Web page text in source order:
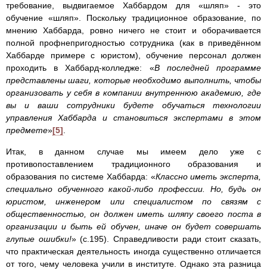
требование, выдвигаемое Хаббардом для «шляп» - это
обучение «шляп». Поскольку традиционное образование, по
мнению Хаббарда, ровно ничего не стоит и оборачивается
полной профнепригодностью сотрудника (как в приведённом
Хаббарде примере с юристом), обучение персонал должен
проходить в Хаббард-колледже: «В последней программе
представлены шаги, которые необходимо выполнить, чтобы
организовать у себя в компании внутреннюю академию, где
вы и ваши сотрудники будете обучаться технологии
управления Хаббарда и становиться экспертами в этом
предмете»[5]
Итак, в данном случае мы имеем дело уже с
противопоставлением традиционного образования и
образования по системе Хаббарда: «Классно иметь эксперта,
специально обученного какой-либо профессии. Но, будь он
юристом, инженером или специалистом по связям с
общественностью, он должен иметь шляпу своего поста в
организации и быть ей обучен, иначе он будет совершать
глупые ошибки!» (с.195). Справедливости ради стоит сказать,
что практическая деятельность иногда существенно отличается
от того, чему человека учили в институте. Однако эта разница